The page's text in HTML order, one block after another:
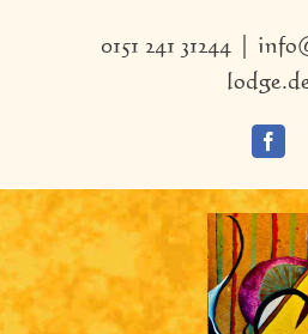
0151 241 31244 |